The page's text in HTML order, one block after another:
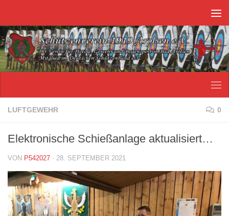
LUFTGEWEHR 0
Elektronische Schießanlage aktualisiert…
VON P542027 · 28. SEPTEMBER 2021